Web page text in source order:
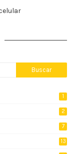
1
2
7
13